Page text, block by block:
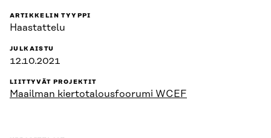
ARTIKKELIN TYYPPI
Haastattelu
JULKAISTU
12.10.2021
LIITTYVÄT PROJEKTIT
Maailman kiertotalousfoorumi WCEF